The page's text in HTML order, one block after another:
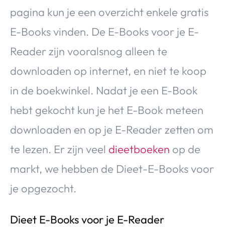
pagina kun je een overzicht enkele gratis
E-Books vinden. De E-Books voor je E-
Reader zijn vooralsnog alleen te
downloaden op internet, en niet te koop
in de boekwinkel. Nadat je een E-Book
hebt gekocht kun je het E-Book meteen
downloaden en op je E-Reader zetten om
te lezen. Er zijn veel dieetboeken op de
markt, we hebben de Dieet-E-Books voor
je opgezocht.
Dieet E-Books voor je E-Reader